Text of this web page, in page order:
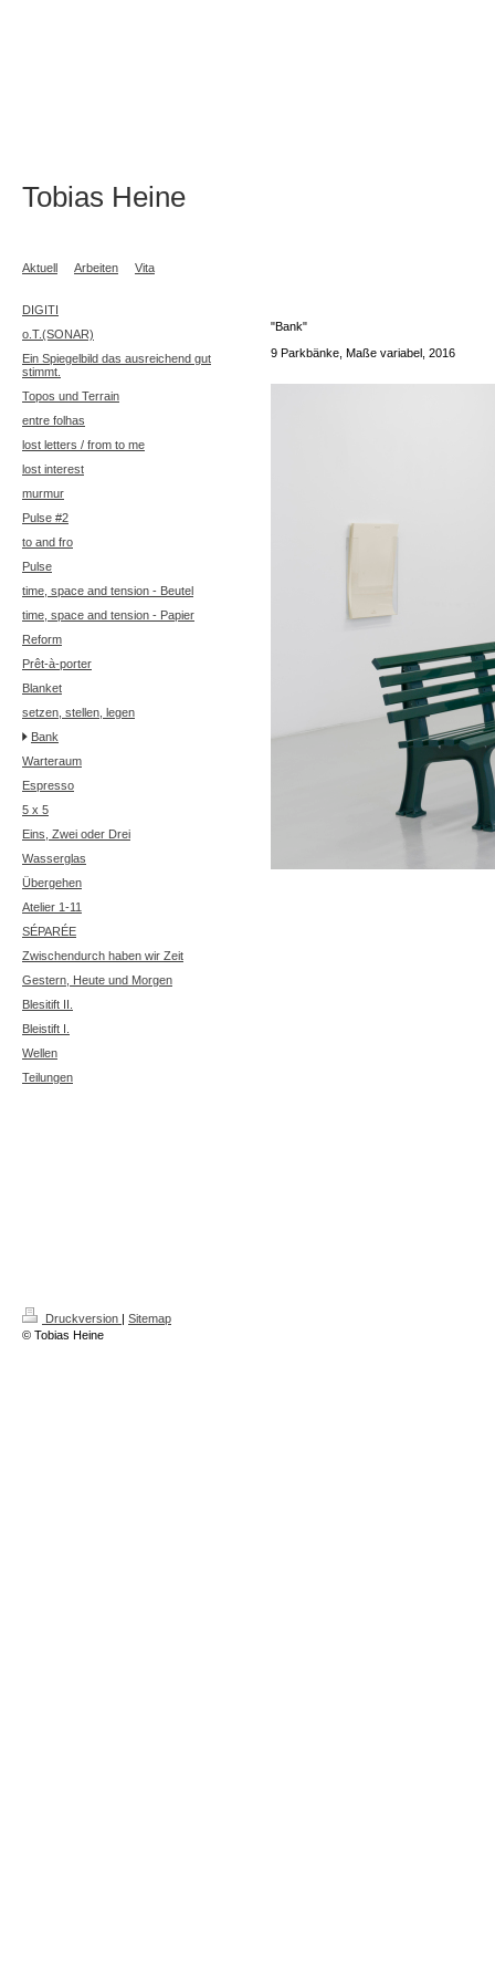
Tobias Heine
Aktuell Arbeiten Vita
"Bank"
9 Parkbänke, Maße variabel, 2016
DIGITI
o.T.(SONAR)
Ein Spiegelbild das ausreichend gut
stimmt.
Topos und Terrain
entre folhas
lost letters / from to me
lost interest
murmur
Pulse #2
to and fro
Pulse
time, space and tension - Beutel
time, space and tension - Papier
Reform
Prêt-à-porter
Blanket
setzen, stellen, legen
Bank
Warteraum
Espresso
5 x 5
Eins, Zwei oder Drei
Wasserglas
Übergehen
Atelier 1-11
SÉPARÉE
Zwischendurch haben wir Zeit
Gestern, Heute und Morgen
Blesitift II.
Bleistift I.
Wellen
Teilungen
Druckversion | Sitemap
© Tobias Heine